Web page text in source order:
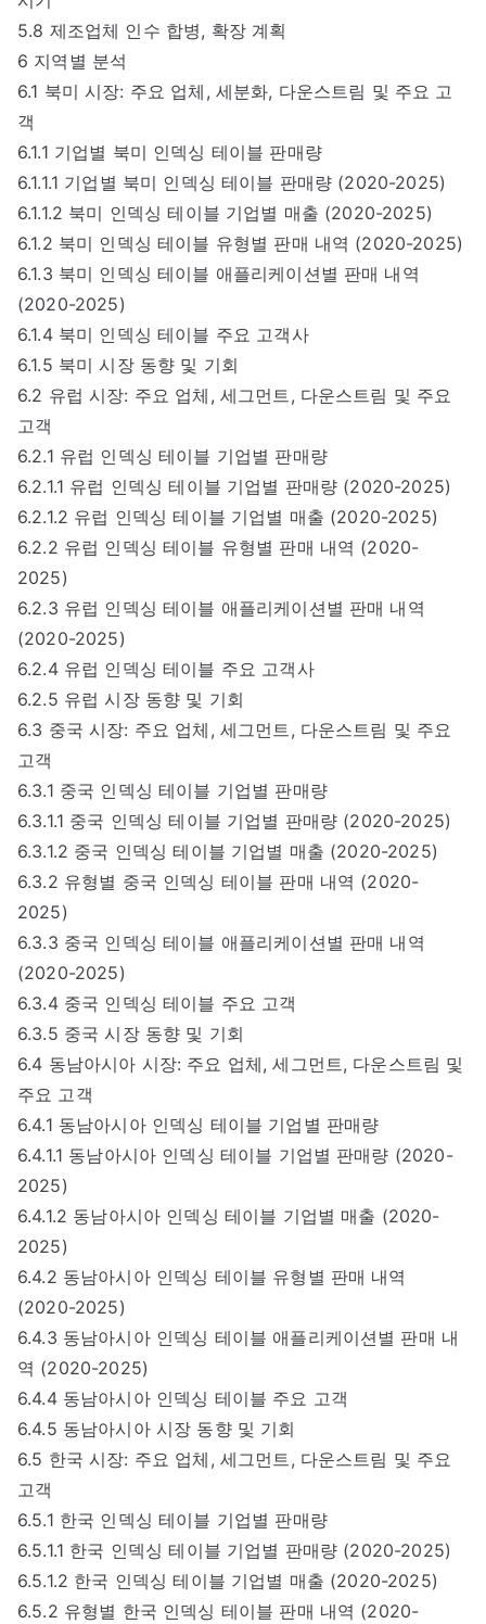
5.8 제조업체 인수 합병, 확장 계획
6 지역별 분석
6.1 북미 시장: 주요 업체, 세분화, 다운스트림 및 주요 고
객
6.1.1 기업별 북미 인덱싱 테이블 판매량
6.1.1.1 기업별 북미 인덱싱 테이블 판매량 (2020-2025)
6.1.1.2 북미 인덱싱 테이블 기업별 매출 (2020-2025)
6.1.2 북미 인덱싱 테이블 유형별 판매 내역 (2020-2025)
6.1.3 북미 인덱싱 테이블 애플리케이션별 판매 내역
(2020-2025)
6.1.4 북미 인덱싱 테이블 주요 고객사
6.1.5 북미 시장 동향 및 기회
6.2 유럽 시장: 주요 업체, 세그먼트, 다운스트림 및 주요
고객
6.2.1 유럽 인덱싱 테이블 기업별 판매량
6.2.1.1 유럽 인덱싱 테이블 기업별 판매량 (2020-2025)
6.2.1.2 유럽 인덱싱 테이블 기업별 매출 (2020-2025)
6.2.2 유럽 인덱싱 테이블 유형별 판매 내역 (2020-
2025)
6.2.3 유럽 인덱싱 테이블 애플리케이션별 판매 내역
(2020-2025)
6.2.4 유럽 인덱싱 테이블 주요 고객사
6.2.5 유럽 시장 동향 및 기회
6.3 중국 시장: 주요 업체, 세그먼트, 다운스트림 및 주요
고객
6.3.1 중국 인덱싱 테이블 기업별 판매량
6.3.1.1 중국 인덱싱 테이블 기업별 판매량 (2020-2025)
6.3.1.2 중국 인덱싱 테이블 기업별 매출 (2020-2025)
6.3.2 유형별 중국 인덱싱 테이블 판매 내역 (2020-
2025)
6.3.3 중국 인덱싱 테이블 애플리케이션별 판매 내역
(2020-2025)
6.3.4 중국 인덱싱 테이블 주요 고객
6.3.5 중국 시장 동향 및 기회
6.4 동남아시아 시장: 주요 업체, 세그먼트, 다운스트림 및
주요 고객
6.4.1 동남아시아 인덱싱 테이블 기업별 판매량
6.4.1.1 동남아시아 인덱싱 테이블 기업별 판매량 (2020-
2025)
6.4.1.2 동남아시아 인덱싱 테이블 기업별 매출 (2020-
2025)
6.4.2 동남아시아 인덱싱 테이블 유형별 판매 내역
(2020-2025)
6.4.3 동남아시아 인덱싱 테이블 애플리케이션별 판매 내
역 (2020-2025)
6.4.4 동남아시아 인덱싱 테이블 주요 고객
6.4.5 동남아시아 시장 동향 및 기회
6.5 한국 시장: 주요 업체, 세그먼트, 다운스트림 및 주요
고객
6.5.1 한국 인덱싱 테이블 기업별 판매량
6.5.1.1 한국 인덱싱 테이블 기업별 판매량 (2020-2025)
6.5.1.2 한국 인덱싱 테이블 기업별 매출 (2020-2025)
6.5.2 유형별 한국 인덱싱 테이블 판매 내역 (2020-